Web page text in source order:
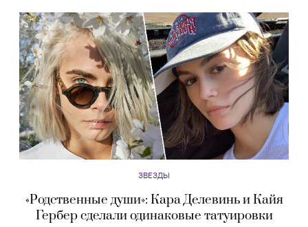
ЗВЕЗДЫ
«Родственные души»: Кара Делевинь и Кайя
Гербер сделали одинаковые татуировки